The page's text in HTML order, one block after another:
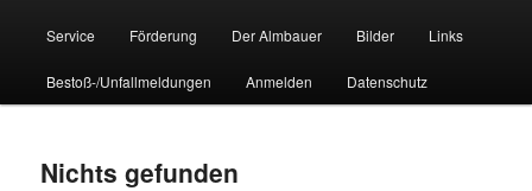
Service Förderung Der Almbauer Bilder Links
Bestoß-/Unfallmeldungen Anmelden Datenschutz
Nichts gefunden